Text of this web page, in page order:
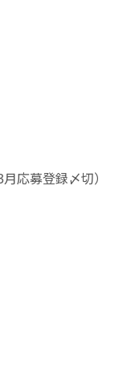
応募登録〆切）